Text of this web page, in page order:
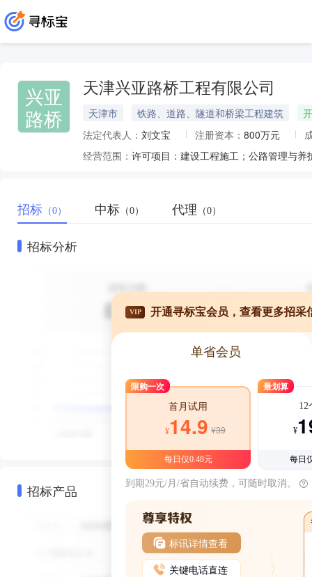
兴亚
路桥
天津兴亚路桥工程有限公司
天津市 铁路、道路、隧道和桥梁工程建筑
法定代表人： 刘文宝 注册资本： 800万元
经营范围：
招标 （0） 中标 （0） 代理 （0）
招标分析
招标产品
VIP 开通寻标宝会员，查看更多招采
单省会员
限购一次
首月试用
¥14.9 ¥39
每日仅0.48元
最划算
12
¥
每日
到期29元/月/省自动续费，可随时取消。
标讯详情查看
关键电话直连